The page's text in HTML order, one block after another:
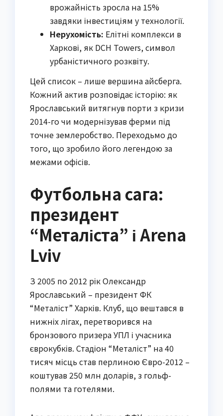
врожайність зросла на 15%
завдяки інвестиціям у технології.
Нерухомість: Елітні комплекси в
Харкові, як DCH Towers, символ
урбаністичного розквіту.
Цей список – лише вершина айсберга.
Кожний актив розповідає історію: як
Ярославський витягнув порти з кризи
2014-го чи модернізував ферми під
точне землеробство. Переходьмо до
того, що зробило його легендою за
межами офісів.
Футбольна сага:
президент
“Металіста” і Arena
Lviv
З 2005 по 2012 рік Олександр
Ярославський – президент ФК
“Металіст” Харків. Клуб, що вештався в
нижніх лігах, перетворився на
бронзового призера УПЛ і учасника
єврокубків. Стадіон “Металіст” на 40
тисяч місць став перлиною Євро-2012 –
коштував 250 млн доларів, з гольф-
полями та готелями.